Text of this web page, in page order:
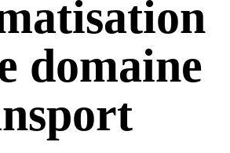
domaine